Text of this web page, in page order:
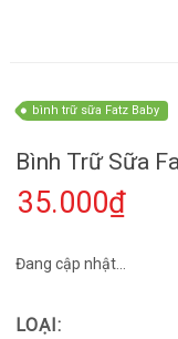
bình trữ sữa Fatz Baby
Bình Trữ Sữa
35.000₫
Đang cập nhật...
LOẠI: